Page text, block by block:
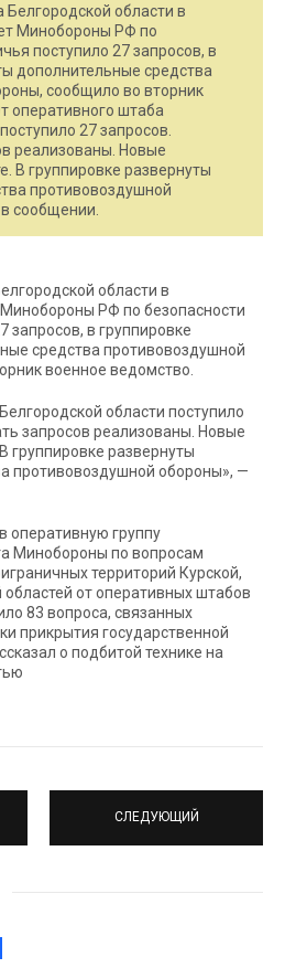
области в
Минобороны РФ по
поступило 27 запросов, в
дополнительные средства
сообщило во вторник
оперативного штаба
27 запросов.
реализованы. Новые
В группировке развернуты
противовоздушной
сообщении.
области в
РФ по безопасности
запросов, в группировке
средства противовоздушной
военное ведомство.
области поступило
запросов реализованы. Новые
группировке развернуты
противовоздушной обороны», —
оперативную группу
Минобороны по вопросам
территорий Курской,
областей от оперативных штабов
83 вопроса, связанных
прикрытия государственной
о подбитой технике на
СЛЕДУЮЩИЙ